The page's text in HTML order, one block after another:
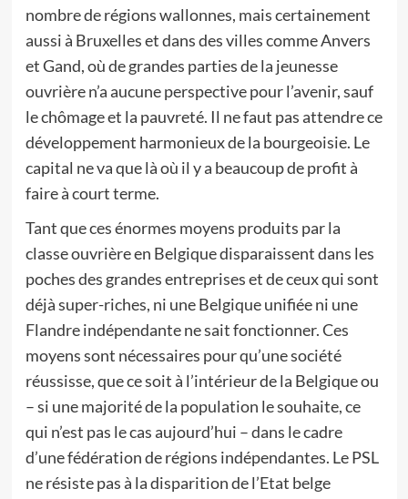
nombre de régions wallonnes, mais certainement
aussi à Bruxelles et dans des villes comme Anvers
et Gand, où de grandes parties de la jeunesse
ouvrière n’a aucune perspective pour l’avenir, sauf
le chômage et la pauvreté. Il ne faut pas attendre ce
développement harmonieux de la bourgeoisie. Le
capital ne va que là où il y a beaucoup de profit à
faire à court terme.
Tant que ces énormes moyens produits par la
classe ouvrière en Belgique disparaissent dans les
poches des grandes entreprises et de ceux qui sont
déjà super-riches, ni une Belgique unifiée ni une
Flandre indépendante ne sait fonctionner. Ces
moyens sont nécessaires pour qu’une société
réussisse, que ce soit à l’intérieur de la Belgique ou
– si une majorité de la population le souhaite, ce
qui n’est pas le cas aujourd’hui – dans le cadre
d’une fédération de régions indépendantes. Le PSL
ne résiste pas à la disparition de l’Etat belge